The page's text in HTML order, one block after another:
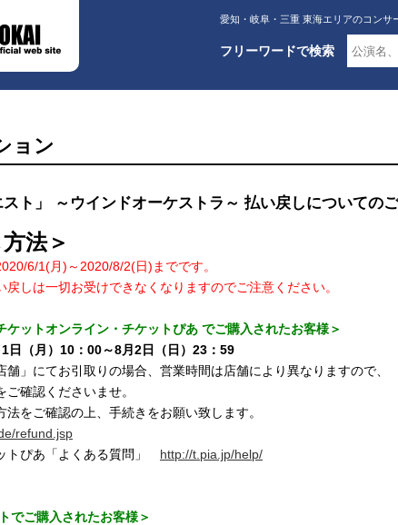
愛知・岐阜・三重 東海エリアのコンサ
フリーワードで検索
ョン
スト」 ～ウインドオーケストラ～ 払い戻しについての
法＞
6/1(月)～2020/8/2(日)までです。
しは一切お受けできなくなりますのでご注意ください。
ケットオンライン・チケットぴあ でご購入されたお客様＞
日（月）10：00～8月2日（日）23：59
」にてお引取りの場合、営業時間は店舗により異なりますので、
確認くださいませ。
法をご確認の上、手続きをお願い致します。
refund.jsp
トぴあ「よくある質問」 http://t.pia.jp/help/
でご購入されたお客様＞